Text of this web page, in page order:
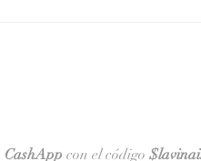
CashApp con el código